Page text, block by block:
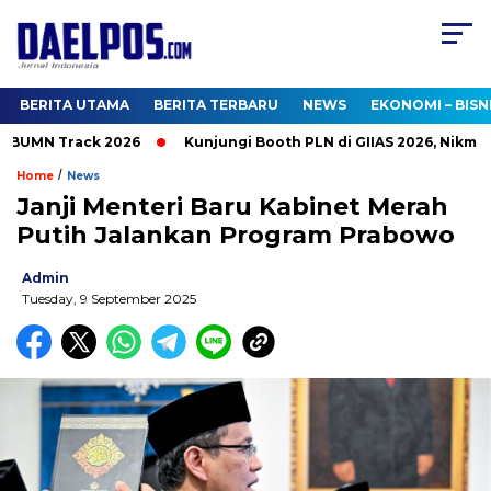
BERITA UTAMA BERITA TERBARU NEWS EKONOMI –
Track 2026 Kunjungi Booth PLN di GIIAS 2026, Nikmati
Home / News
Janji Menteri Baru Kabinet Merah
Putih Jalankan Program Prabowo
Admin
Tuesday, 9 September 2025